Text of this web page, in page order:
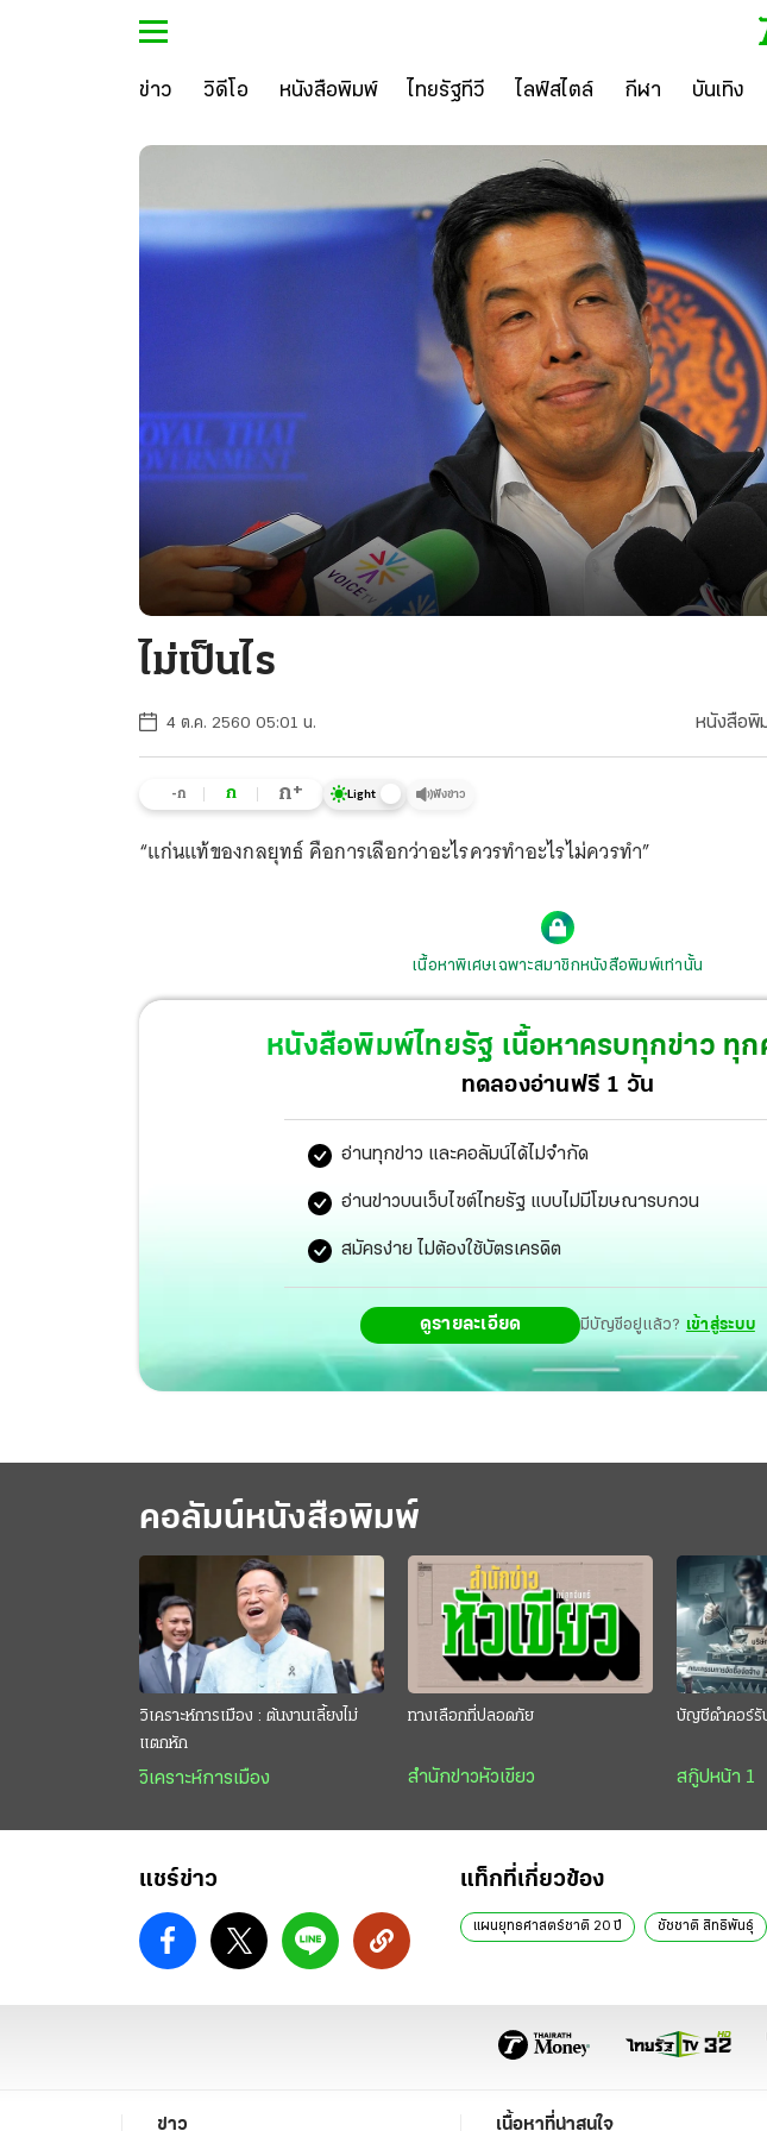
ข่าว วิดีโอ หนังสือพิมพ์ ไทยรัฐทีวี ไลฟ์สไตล์ กีฬา บันเทิง
ไม่เป็นไร
4 ต.ค. 2560 05:01 น. หนังสือพิ
-ก ก ก+ Light ฟังข่าว
“แก่นแท้ของกลยุทธ์ คือการเลือกว่าอะไรควรทำอะไรไม่ควรทำ”
เนื้อหาพิเศษเฉพาะสมาชิกหนังสือพิมพ์เท่านั้น
หนังสือพิมพ์ไทยรัฐ เนื้อหาครบทุกข่าว ทุ
ทดลองอ่านฟรี 1 วัน
อ่านทุกข่าว และคอลัมน์ได้ไม่จำกัด
อ่านข่าวบนเว็บไซต์ไทยรัฐ แบบไม่มีโฆษณารบกวน
สมัครง่าย ไม่ต้องใช้บัตรเครดิต
ดูรายละเอียด มีบัญชีอยู่แล้ว? เข้าสู่ระบบ
คอลัมน์หนังสือพิมพ์
วิเคราะห์การเมือง : ต้นงานเลี้ยงไม่
แตกหัก
วิเคราะห์การเมือง
ทางเลือกที่ปลอดภัย
สำนักข่าวหัวเขียว
บัญชีดำคอร์รั
สกู๊ปหน้า 1
แชร์ข่าว แท็กที่เกี่ยวข้อง
แผนยุทธศาสตร์ชาติ 20 ปี ชัชชาติ สิทธิพันธุ์
ข่าว เนื้อหาที่น่าสนใจ